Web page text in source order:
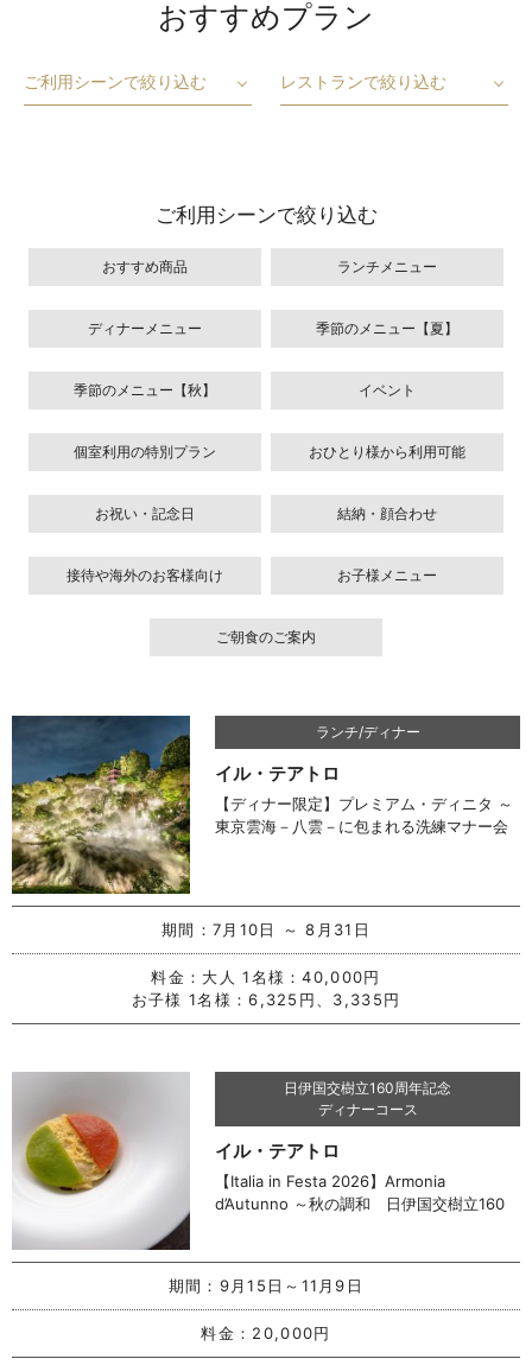
おすすめプラン
ご利用シーンで絞り込む レストランで絞り込む
ご利用シーンで絞り込む
おすすめ商品 ランチメニュー
ディナーメニュー 季節のメニュー【夏】
季節のメニュー【秋】 イベント
個室利用の特別プラン おひとり様から利用可能
お祝い・記念日 結納・顔合わせ
接待や海外のお客様向け お子様メニュー
ご朝食のご案内
ランチ/ディナー
イル・テアトロ
【ディナー限定】プレミアム・ディニタ ～
東京雲海－八雲－に包まれる洗練マナー会
期間： 7月10日 ～ 8月31日
料金： 大人 1名様：40,000円
お子様 1名様：6,325円、3,335円
日伊国交樹立160周年記念
ディナーコース
イル・テアトロ
【Italia in Festa 2026】Armonia
d’Autunno ～秋の調和 日伊国交樹立160
期間： 9月15日～11月9日
料金： 20,000円